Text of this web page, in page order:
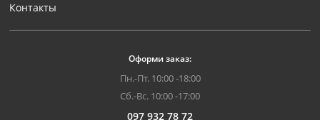
Контакты
Оформи заказ:
Пн.-Пт. 10:00 -18:00
Сб.-Вс. 10:00 -17:00
097 932 78 72